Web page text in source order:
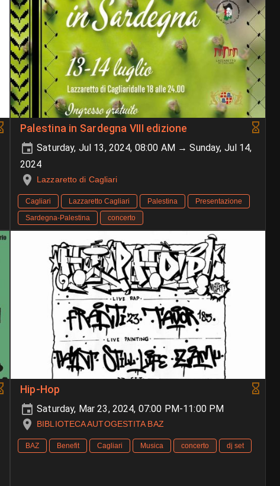
Palestina in Sardegna VIII edizione
Saturday, Jul 13, 2024, 08:00 AM → Sunday, Jul 14,
2024
Lazzaretto di Cagliari
Cagliari Lazzaretto Cagliari Palestina
Presentazione
Sardegna-Palestina
concerto
Hip-Hop
Saturday, Mar 23, 2024, 07:00 PM-11:00 PM
BIBLIOTECA AUTOGESTITA BAZ
BAZ Benefit Cagliari Musica concerto dj set